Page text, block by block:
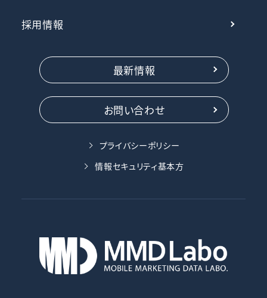
採用情報
最新情報
お問い合わせ
プライバシーポリシー
情報セキュリティ基本方